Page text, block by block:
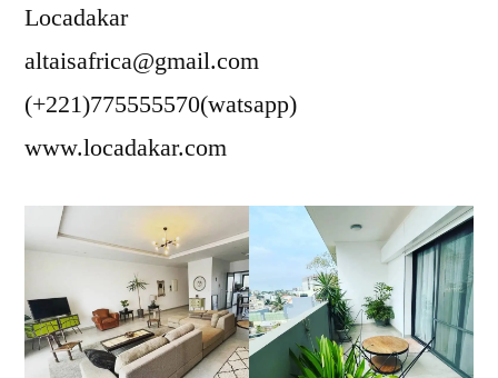
Locadakar
altaisafrica@gmail.com
(+221)775555570(watsapp)
www.locadakar.com